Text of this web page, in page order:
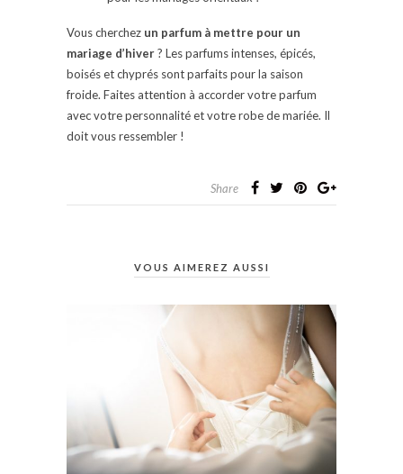
Vous cherchez un parfum à mettre pour un
mariage d’hiver? Les parfums intenses, épicés,
boisés et chyprés sont parfaits pour la saison
froide. Faites attention à accorder votre parfum
avec votre personnalité et votre robe de mariée. Il
doit vous ressembler !
Share
VOUS AIMEREZ AUSSI